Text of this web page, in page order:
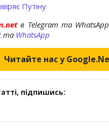
Путіну
в Telegram та
та WhatsApp
Читайте нас у
підпишись: